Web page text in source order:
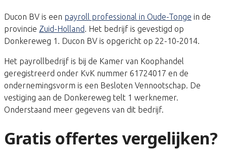
Ducon BV is een payroll professional in Oude-Tonge in de
provincie Zuid-Holland. Het bedrijf is gevestigd op
Donkereweg 1. Ducon BV is opgericht op 22-10-2014.
Het payrollbedrijf is bij de Kamer van Koophandel
geregistreerd onder KvK nummer 61724017 en de
ondernemingsvorm is een Besloten Vennootschap. De
vestiging aan de Donkereweg telt 1 werknemer.
Onderstaand meer gegevens van dit bedrijf.
Gratis offertes vergelijken?